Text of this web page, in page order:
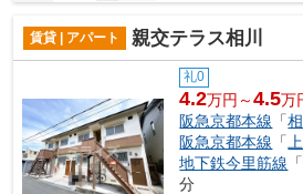
賃貸 | アパート 親交テラス相川
礼0
4.2万円～4.5万
阪急京都本線 「相
阪急京都本線 「
地下鉄今里筋線 「
分